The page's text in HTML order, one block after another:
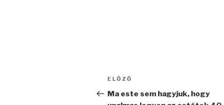
Bejegyzés
navigáció
Korábbi
bejegyzés
ELŐZŐ
Ma este sem hagyjuk, hogy